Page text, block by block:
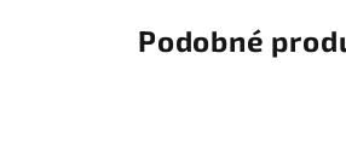
Podobné